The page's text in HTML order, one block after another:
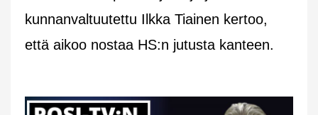
kunnanvaltuutettu Ilkka Tiainen kertoo,
että aikoo nostaa HS:n jutusta kanteen.